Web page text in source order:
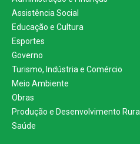
Assistência Social
Educação e Cultura
Esportes
Governo
Turismo, Indústria e Comércio
Meio Ambiente
Obras
Produção e Desenvolvimento Rural
Saúde